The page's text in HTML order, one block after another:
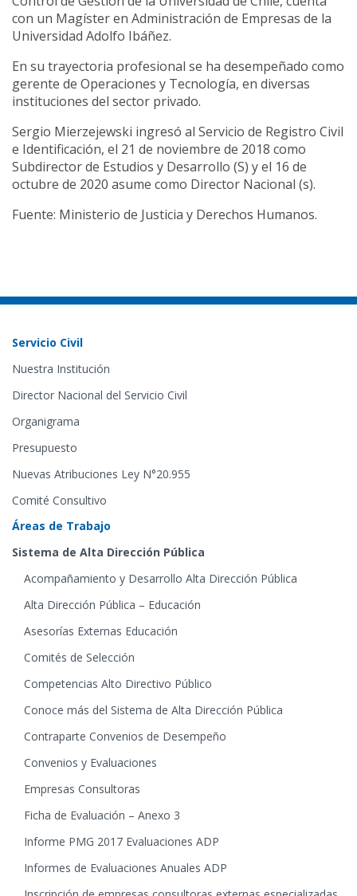
con un Magíster en Administración de Empresas de la
Universidad Adolfo Ibáñez.
En su trayectoria profesional se ha desempeñado como
gerente de Operaciones y Tecnología, en diversas
instituciones del sector privado.
Sergio Mierzejewski ingresó al Servicio de Registro Civil
e Identificación, el 21 de noviembre de 2018 como
Subdirector de Estudios y Desarrollo (S) y el 16 de
octubre de 2020 asume como Director Nacional (s).
Fuente: Ministerio de Justicia y Derechos Humanos.
Servicio Civil
Nuestra Institución
Director Nacional del Servicio Civil
Organigrama
Presupuesto
Nuevas Atribuciones Ley N°20.955
Comité Consultivo
Áreas de Trabajo
Sistema de Alta Dirección Pública
Acompañamiento y Desarrollo Alta Dirección Pública
Alta Dirección Pública – Educación
Asesorías Externas Educación
Comités de Selección
Competencias Alto Directivo Público
Conoce más del Sistema de Alta Dirección Pública
Contraparte Convenios de Desempeño
Convenios y Evaluaciones
Empresas Consultoras
Ficha de Evaluación – Anexo 3
Informe PMG 2017 Evaluaciones ADP
Informes de Evaluaciones Anuales ADP